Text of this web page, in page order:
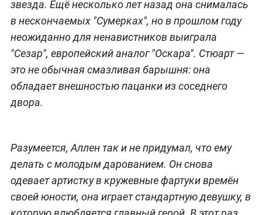
звезда. Ещё несколько лет назад она снималась
в нескончаемых "Сумерках", но в прошлом году
неожиданно для ненавистников выиграла
"Сезар", европейский аналог "Оскара". Стюарт —
это не обычная смазливая барышня: она
обладает внешностью пацанки из соседнего
двора.
Разумеется, Аллен так и не придумал, что ему
делать с молодым дарованием. Он снова
одевает артистку в кружевные фартуки времён
своей юности, она играет стандартную девушку, в